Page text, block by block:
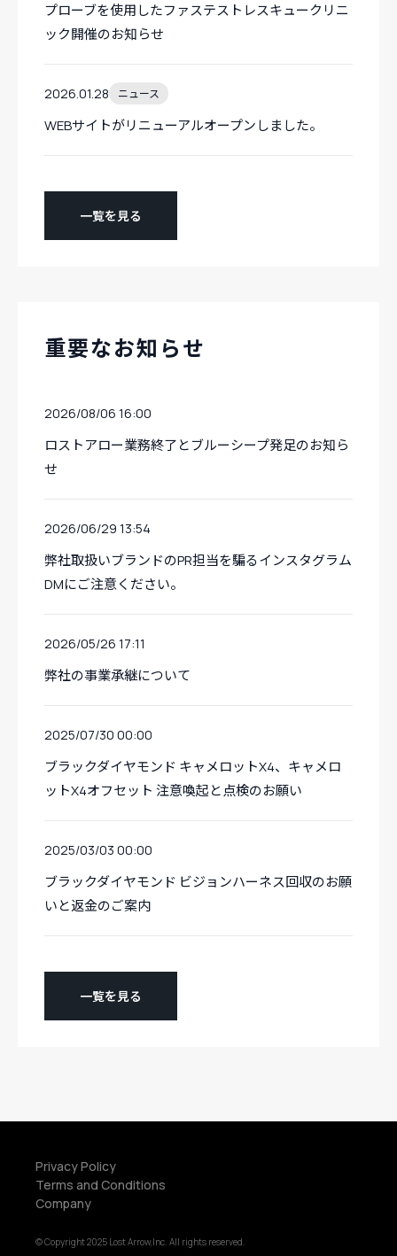
プローブを使用したファステストレスキュークリニ
ック開催のお知らせ
2026.01.28 ニュース
WEBサイトがリニューアルオープンしました。
一覧を見る
重要なお知らせ
2026/08/06 16:00
ロストアロー業務終了とブルーシープ発足のお知ら
せ
2026/06/29 13:54
弊社取扱いブランドのPR担当を騙るインスタグラム
DMにご注意ください。
2026/05/26 17:11
弊社の事業承継について
2025/07/30 00:00
ブラックダイヤモンド キャメロットX4、キャメロ
ットX4オフセット 注意喚起と点検のお願い
2025/03/03 00:00
ブラックダイヤモンド ビジョンハーネス回収のお願
いと返金のご案内
一覧を見る
Privacy Policy
Terms and Conditions
Company
© Copyright 2025 Lost Arrow,Inc. All rights reserved.